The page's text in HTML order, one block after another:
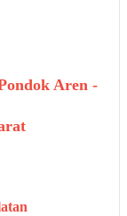
Aren -